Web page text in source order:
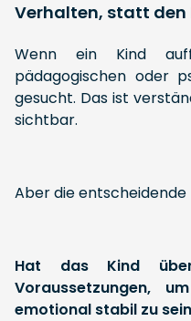
Verhalten, statt den
Wenn ein Kind
pädagogischen oder
gesucht. Das ist
sichtbar.
Aber die entscheidende
Hat das Kind
Voraussetzungen,
emotional stabil zu